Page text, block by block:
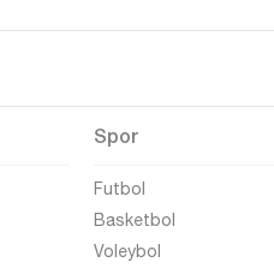
Spor
Futbol
Basketbol
Voleybol